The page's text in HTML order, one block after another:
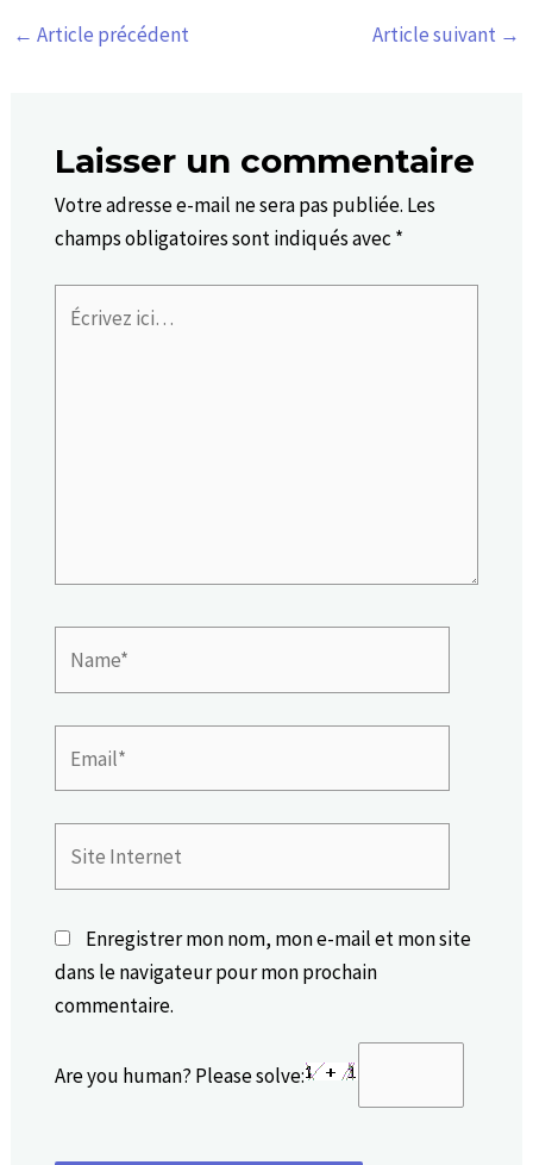
← Article précédent Article suivant →
Laisser un commentaire
Votre adresse e-mail ne sera pas publiée. Les
champs obligatoires sont indiqués avec *
Écrivez
ici…
Internet
Enregistrer mon nom, mon e-mail et mon site
dans le navigateur pour mon prochain
commentaire.
Are you human? Please solve: